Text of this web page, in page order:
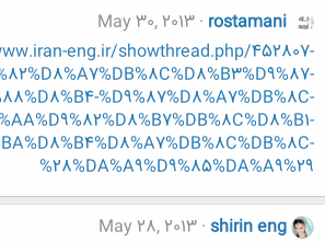
rostamani
May 30, 2013
eng.ir/showthread.php/452807-
%D9%87%D8%A7%DB%8C-
%28%DA%A9%D9%85%DA%A9%29
shirin eng
May 28, 2013